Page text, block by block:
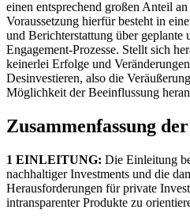
einen entsprechend großen Anteil
Voraussetzung hierfür besteht in
und Berichterstattung über geplante
Engagement-Prozesse. Stellt sich
keinerlei Erfolge und
Desinvestieren, also die
Möglichkeit der Beeinflussung
Zusammenfassung
1 EINLEITUNG: Die Einleitung
nachhaltiger Investments und die
Herausforderungen für private
intransparenter Produkte zu